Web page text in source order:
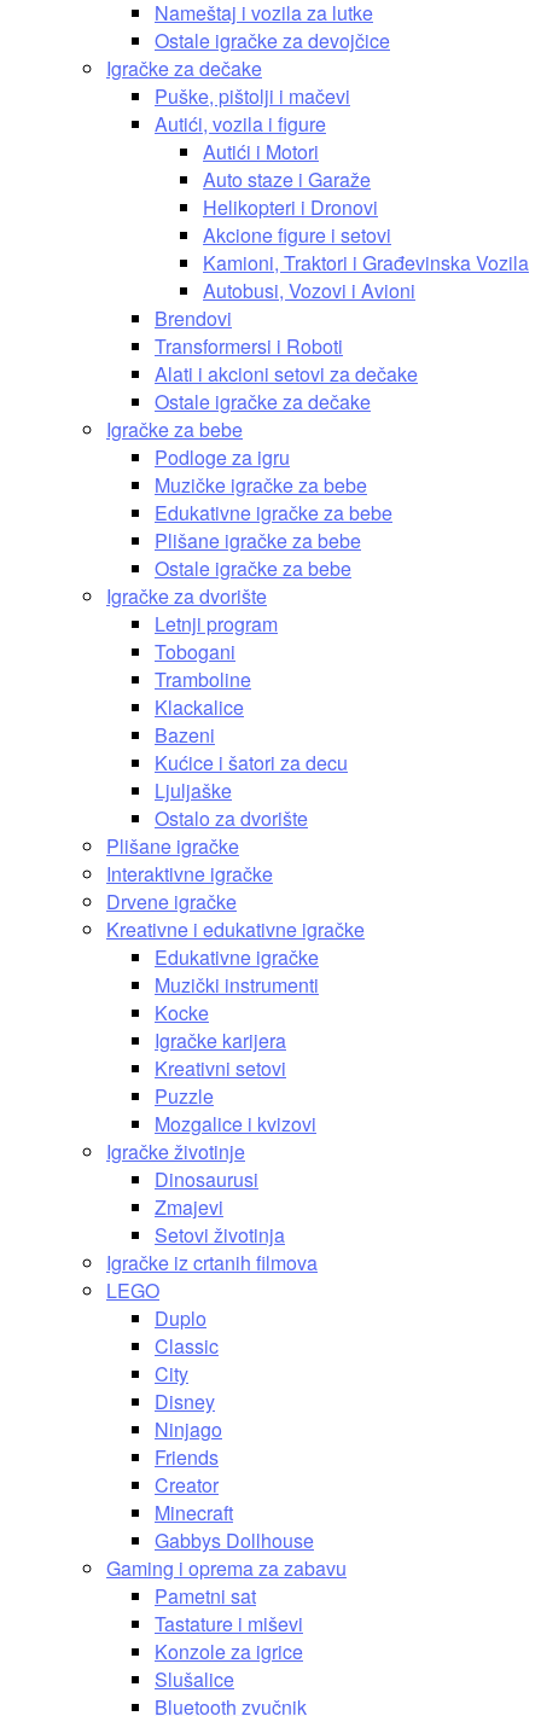
Nameštaj i vozila za lutke
Ostale igračke za devojčice
Igračke za dečake
Puške, pištolji i mačevi
Autići, vozila i figure
Autići i Motori
Auto staze i Garaže
Helikopteri i Dronovi
Akcione figure i setovi
Kamioni, Traktori i Građevinska Vozila
Autobusi, Vozovi i Avioni
Brendovi
Transformersi i Roboti
Alati i akcioni setovi za dečake
Ostale igračke za dečake
Igračke za bebe
Podloge za igru
Muzičke igračke za bebe
Edukativne igračke za bebe
Plišane igračke za bebe
Ostale igračke za bebe
Igračke za dvorište
Letnji program
Tobogani
Tramboline
Klackalice
Bazeni
Kućice i šatori za decu
Ljuljaške
Ostalo za dvorište
Plišane igračke
Interaktivne igračke
Drvene igračke
Kreativne i edukativne igračke
Edukativne igračke
Muzički instrumenti
Kocke
Igračke karijera
Kreativni setovi
Puzzle
Mozgalice i kvizovi
Igračke životinje
Dinosaurusi
Zmajevi
Setovi životinja
Igračke iz crtanih filmova
LEGO
Duplo
Classic
City
Disney
Ninjago
Friends
Creator
Minecraft
Gabbys Dollhouse
Gaming i oprema za zabavu
Pametni sat
Tastature i miševi
Konzole za igrice
Slušalice
Bluetooth zvučnik